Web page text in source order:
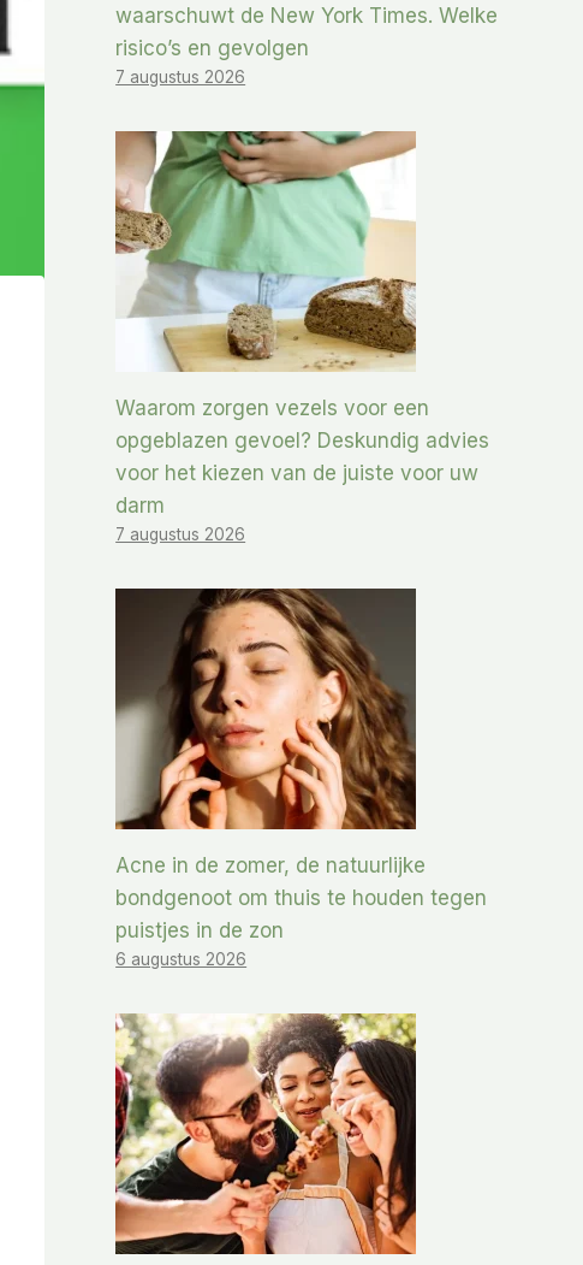
waarschuwt de New York Times. Welke
risico’s en gevolgen
7 augustus 2026
Waarom zorgen vezels voor een
opgeblazen gevoel? Deskundig advies
voor het kiezen van de juiste voor uw
darm
7 augustus 2026
Acne in de zomer, de natuurlijke
bondgenoot om thuis te houden tegen
puistjes in de zon
6 augustus 2026